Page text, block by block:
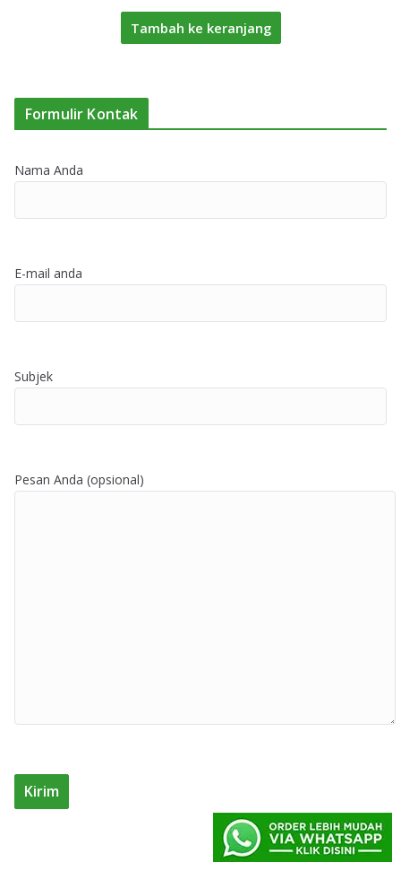
Tambah ke keranjang
Formulir Kontak
Nama Anda
E-mail anda
Subjek
Pesan Anda (opsional)